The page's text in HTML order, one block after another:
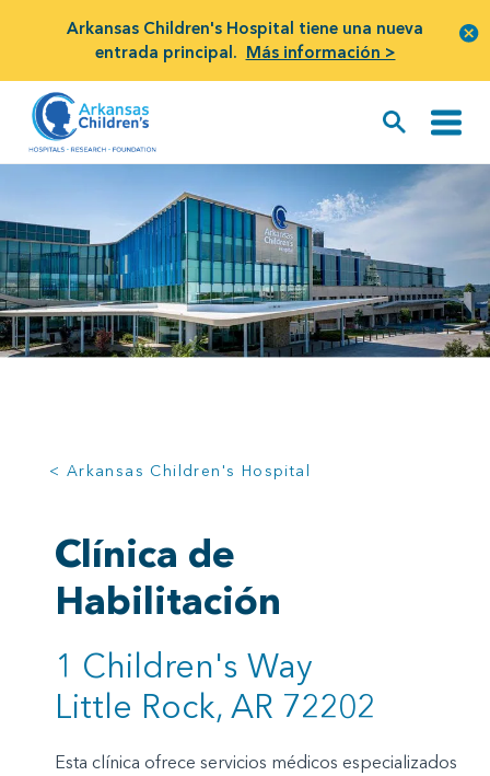
Arkansas Children's Hospital tiene una nueva
entrada principal. Más información >
< Arkansas Children's Hospital
Clínica de
Habilitación
1 Children's Way
Little Rock, AR 72202
Esta clínica ofrece servicios médicos especializados